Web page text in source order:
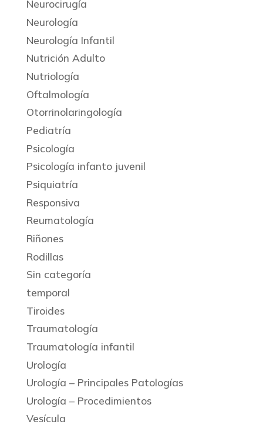
Neurocirugía
Neurología
Neurología Infantil
Nutrición Adulto
Nutriología
Oftalmología
Otorrinolaringología
Pediatría
Psicología
Psicología infanto juvenil
Psiquiatría
Responsiva
Reumatología
Riñones
Rodillas
Sin categoría
temporal
Tiroides
Traumatología
Traumatología infantil
Urología
Urología – Principales Patologías
Urología – Procedimientos
Vesícula